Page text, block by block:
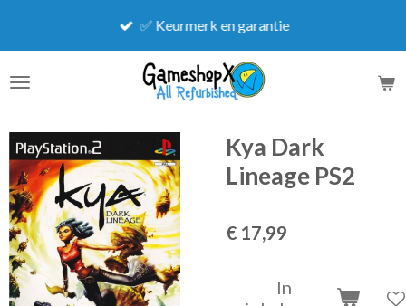
de
✅ Keurmerk en garantie
Kya Dark
Lineage PS2
€ 17,99
In